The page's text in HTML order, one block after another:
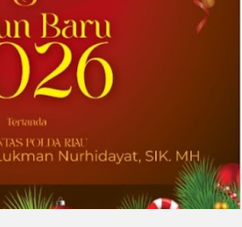
01 00:27:35| Source:
Solutions Mengapresiasi Mitra
Awards Tahunan
GROVE, Illinois, Aug. 01, 2026
NEWSWIRE) -- Univar Solutions LLC
Solutions” atau “Perusahaan”),
solusi global terkemuka bagi